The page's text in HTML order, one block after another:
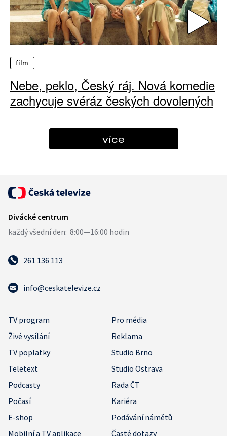
film
Nebe, peklo, Český ráj. Nová komedie
zachycuje svéráz českých dovolených
více
261 136 113
info@ceskatelevize.cz
TV program
Pro média
Živé vysílání
Reklama
TV poplatky
Studio Brno
Teletext
Studio Ostrava
Podcasty
Rada ČT
Počasí
Kariéra
E-shop
Podávání námětů
Mobilní a TV aplikace
Časté dotazy